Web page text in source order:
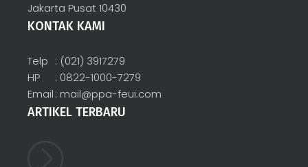
Jakarta Pusat 10430
KONTAK KAMI
Telp : (021) 3917279
HP
: 0822-1000-7279
Email: mail@ppa-feui.com
ARTIKEL TERBARU